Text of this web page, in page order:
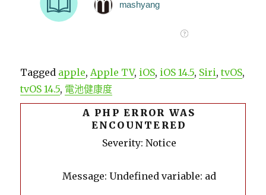
Tagged apple, Apple TV, iOS, iOS 14.5, Siri,tvOS,
tvOS 14.5, 電池健康度
A PHP ERROR WAS
ENCOUNTERED
Severity: Notice
Message: Undefined variable: ad